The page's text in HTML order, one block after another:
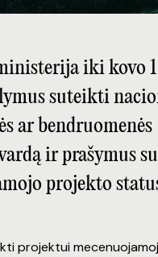
iki kovo 1
suteikti
ar bendruomenės
ir prašymus
projekto
projektui